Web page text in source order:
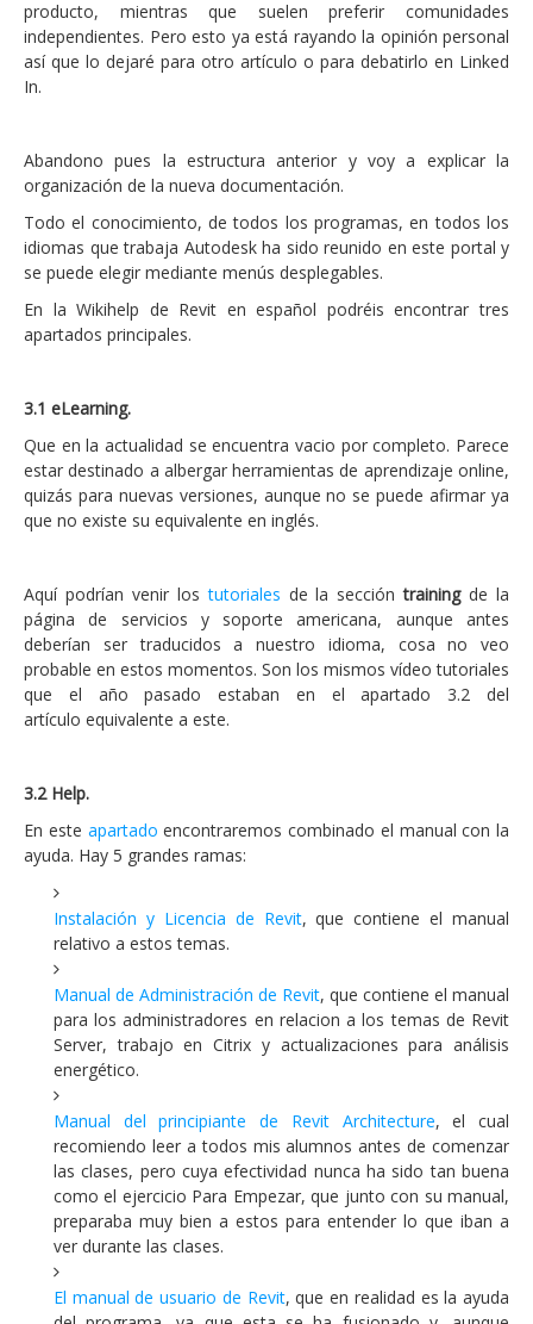
producto, mientras que suelen preferir comunidades
independientes. Pero esto ya está rayando la opinión personal
así que lo dejaré para otro artículo o para debatirlo en Linked
In.
Abandono pues la estructura anterior y voy a explicar la
organización de la nueva documentación.
Todo el conocimiento, de todos los programas, en todos los
idiomas que trabaja Autodesk ha sido reunido en este portal y
se puede elegir mediante menús desplegables.
En la Wikihelp de Revit en español podréis encontrar tres
apartados principales.
3.1 eLearning.
Que en la actualidad se encuentra vacio por completo. Parece
estar destinado a albergar herramientas de aprendizaje online,
quizás para nuevas versiones, aunque no se puede afirmar ya
que no existe su equivalente en inglés.
Aquí podrían venir lostutoriales de la seccióntrainingde la
página de servicios y soporte americana, aunque antes
deberían ser traducidos a nuestro idioma, cosa no veo
probable en estos momentos. Son los mismos vídeo tutoriales
que el año pasado estaban en el apartado 3.2 del
artículo equivalente a este.
3.2 Help.
En este apartado encontraremos combinado el manual con la
ayuda. Hay 5 grandes ramas:
Instalación y Licencia de Revit, que contiene el manual
relativo a estos temas.
Manual de Administración de Revit, que contiene el manual
para los administradores en relacion a los temas de Revit
Server, trabajo en Citrix y actualizaciones para análisis
energético.
Manual del principiante de Revit Architecture, el cual
recomiendo leer a todos mis alumnos antes de comenzar
las clases, pero cuya efectividad nunca ha sido tan buena
como el ejercicio Para Empezar, que junto con su manual,
preparaba muy bien a estos para entender lo que iban a
ver durante las clases.
El manual de usuario de Revit, que en realidad es la ayuda